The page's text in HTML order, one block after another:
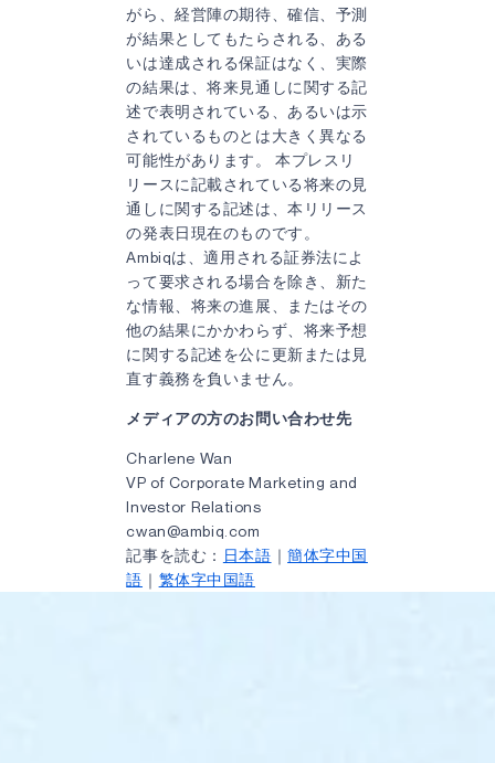
がら、経営陣の期待、確信、予測
が結果としてもたらされる、ある
いは達成される保証はなく、実際
の結果は、将来見通しに関する記
述で表明されている、あるいは示
されているものとは大きく異なる
可能性があります。 本プレスリ
リースに記載されている将来の見
通しに関する記述は、本リリース
の発表日現在のものです。
Ambiqは、適用される証券法によ
って要求される場合を除き、新た
な情報、将来の進展、またはその
他の結果にかかわらず、将来予想
に関する記述を公に更新または見
直す義務を負いません。
メディアの方のお問い合わせ先
Charlene Wan
VP of Corporate Marketing and
Investor Relations
cwan@ambiq.com
記事を読む： 日本語 ｜簡体字中国
語 ｜ 繁体字中国語